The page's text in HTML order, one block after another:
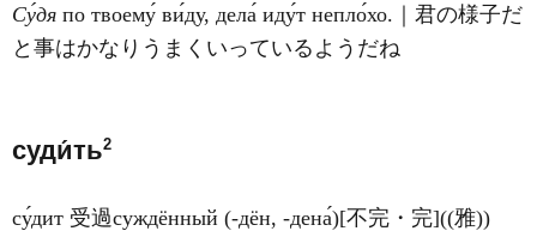
Су́дя по твоему́ ви́ду, дела́ иду́т непло́хо.｜君の様子だ
と事はかなりうまくいっているようだね
суди́ть2
су́дит 受過суждённый (-дён, -дена́)[不完・完]((雅))